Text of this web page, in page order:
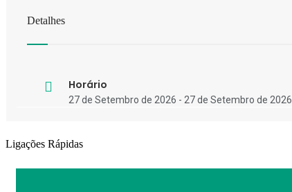
Detalhes
Horário
27 de Setembro de 2026 - 27 de Setembro de 2026
Ligações Rápidas